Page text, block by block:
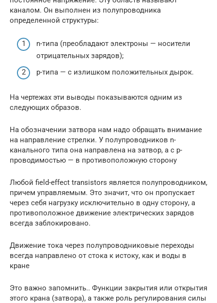
каналом. Он выполнен из полупроводника
определенной структуры:
n-типа (преобладают электроны — носители
отрицательных зарядов);
p-типа — с излишком положительных дырок.
На чертежах эти выводы показываются одним из
следующих образов.
На обозначении затвора нам надо обращать внимание
на направление стрелки. У полупроводников n-
канального типа она направлена на затвор, а с p-
проводимостью — в противоположную сторону
Любой field-effect transistors является полупроводником,
причем управляемым. Это значит, что он пропускает
через себя нагрузку исключительно в одну сторону, а
противоположное движение электрических зарядов
всегда заблокировано.
Движение тока через полупроводниковые переходы
всегда направлено от стока к истоку, как и воды в
кране
Это важно запомнить.. Функции закрытия или открытия
этого крана (затвора), а также роль регулирования силы